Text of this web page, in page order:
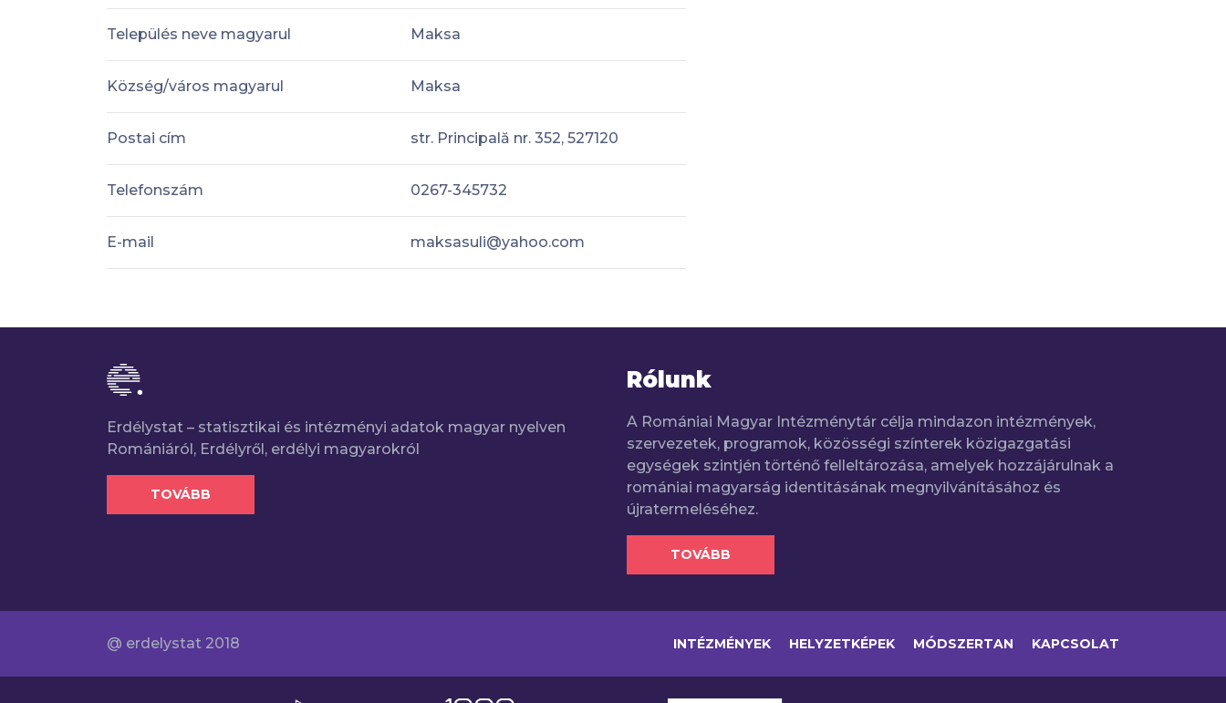
Település neve magyarul Maksa
Község/város magyarul Maksa
Postai cím str. Principală nr. 352, 527120
Telefonszám 0267-345732
E-mail maksasuli@yahoo.com
Erdélystat – statisztikai és intézményi adatok magyar nyelven
Romániáról, Erdélyről, erdélyi magyarokról
TOVÁBB
Rólunk
A Romániai Magyar Intézménytár célja mindazon intézmények,
szervezetek, programok, közösségi színterek közigazgatási
egységek szintjén történő felleltározása, amelyek hozzájárulnak a
romániai magyarság identitásának megnyilvánításához és
újratermeléséhez.
TOVÁBB
@ erdelystat 2018 INTÉZMÉNYEK HELYZETKÉPEK MÓDSZERTAN KAPCSOLAT